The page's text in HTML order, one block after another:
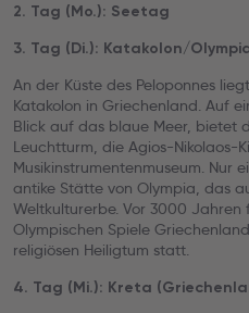
2. Tag (Mo.): Seetag
3. Tag (Di.): Katakolon/
An der Küste des Peloponnes
Katakolon in Griechenland. Auf
Blick auf das blaue Meer, bietet
Leuchtturm, die Agios-Nikolaos-
Musikinstrumentenmuseum. Nur
antike Stätte von Olympia, das
Weltkulturerbe. Vor 3000 Jahren
Olympischen Spiele
religiösen Heiligtum statt.
4. Tag (Mi.): Kreta